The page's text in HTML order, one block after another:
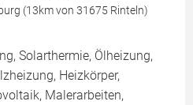
(13km von 31675 Rinteln)
Solarthermie, Ölheizung,
Heizkörper,
Malerarbeiten,